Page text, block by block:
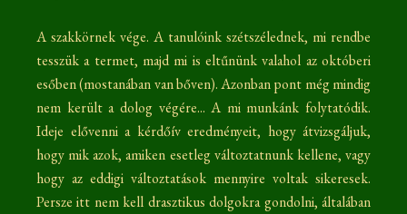
A szakkörnek vége. A tanulóink szétszélednek, mi rendbe
tesszük a termet, majd mi is eltűnünk valahol az októberi
esőben (mostanában van bőven). Azonban pont még mindig
nem került a dolog végére... A mi munkánk folytatódik.
Ideje elővenni a kérdőív eredményeit, hogy átvizsgáljuk,
hogy mik azok, amiken esetleg változtatnunk kellene, vagy
hogy az eddigi változtatások mennyire voltak sikeresek.
Persze itt nem kell drasztikus dolgokra gondolni, általában